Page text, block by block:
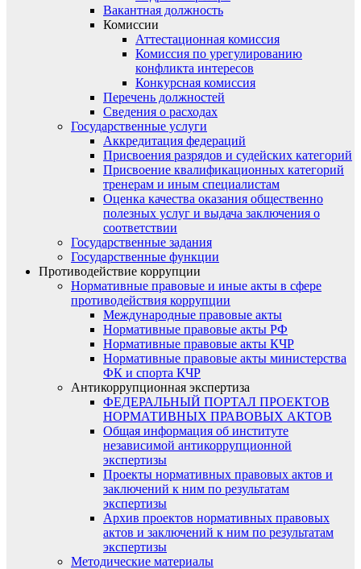
Вакантная должность
Комиссии
Аттестационная комиссия
Комиссия по урегулированию
конфликта интересов
Конкурсная комиссия
Перечень должностей
Сведения о расходах
Государственные услуги
Аккредитация федераций
Присвоения разрядов и судейских категорий
Присвоение квалификационных категорий
тренерам и иным специалистам
Оценка качества оказания общественно
полезных услуг и выдача заключения о
соответствии
Государственные задания
Государственные функции
Противодействие коррупции
Нормативные правовые и иные акты в сфере
противодействия коррупции
Международные правовые акты
Нормативные правовые акты РФ
Нормативные правовые акты КЧР
Нормативные правовые акты министерства
ФК и спорта КЧР
Антикоррупционная экспертиза
ФЕДЕРАЛЬНЫЙ ПОРТАЛ ПРОЕКТОВ
НОРМАТИВНЫХ ПРАВОВЫХ АКТОВ
Общая информация об институте
независимой антикоррупционной
экспертизы
Проекты нормативных правовых актов и
заключений к ним по результатам
экспертизы
Архив проектов нормативных правовых
актов и заключений к ним по результатам
экспертизы
Методические материалы